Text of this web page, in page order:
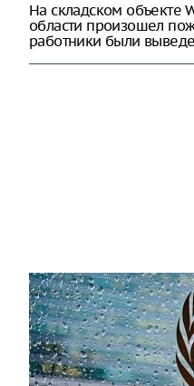
На складском объекте
области произошел
работники были